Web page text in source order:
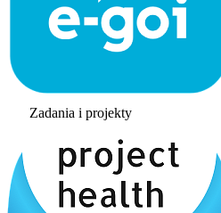
Zadania i projekty